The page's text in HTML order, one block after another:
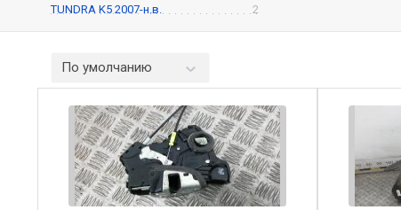
TUNDRA K5 2007-н.в. 2
По умолчанию